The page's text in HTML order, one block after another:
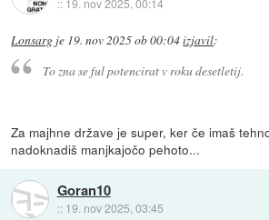
:: 19. nov 2025, 00:14
Lonsarg je 19. nov 2025 ob 00:04izjavil:
To zna se ful potencirat v roku desetletij.
Za majhne države je super, ker če imaš
nadoknadiš manjkajočo pehoto...
Goran10
:: 19. nov 2025, 03:45